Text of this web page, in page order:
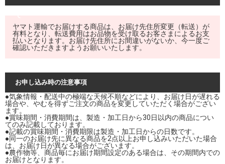
ヤマト運輸でお届けする商品は、お届け先住所変更（転送）が
有料となり、転送費用はお品物を受け取るお客さまによるお支
払いとなります。お届け先住所にお間違いがないか、今一度ご
確認いただきますようお願いいたします。
お申し込み時の注意事項
●気象情報・配送中の極端な天候不順などにより、お届け日が遅れる
場合や、やむを得ずご注文の商品を変更していただく場合がござい
ます。
●賞味期間・消費期間は、製造・加工日から30日以内の商品につい
てのみ記載しております。
●記載の賞味期間・消費期限は製造・加工日からの日数です。
●同一のお届け先に異なる商品を2点以上お申し込みいただいた場合
は、お届け日が異なる場合がございます。
●農作物等、商品毎にお届け期間設定のある場合は、その期間内での
お届けとなります。